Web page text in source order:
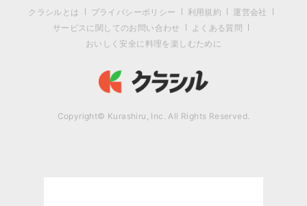
クラシルとは プライバシーポリシー 利用規約
運営会社
サービスに関してのお問い合わせ
よくある質問
おいしく安全に料理を楽しむために
Copyright© Kurashiru, Inc. All Rights Reserved.